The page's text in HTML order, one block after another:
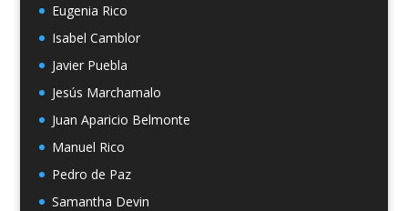
Eugenia Rico
Isabel Camblor
Javier Puebla
Jesús Marchamalo
Juan Aparicio Belmonte
Manuel Rico
Pedro de Paz
Samantha Devin